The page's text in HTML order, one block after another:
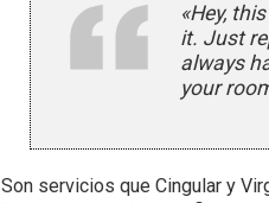
«Hey,
it. Just
always
your
Son servicios que Cingular y